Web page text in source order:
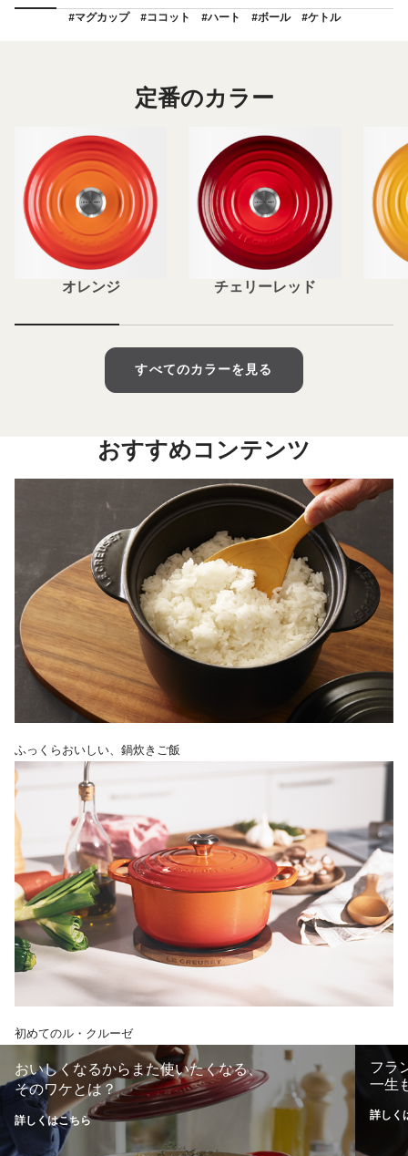
#マグカップ #ココット #ハート #ボール #ケトル
定番のカラー
オレンジ チェリーレッド
すべてのカラーを見る
おすすめコンテンツ
ふっくらおいしい、鍋炊きご飯
初めてのル・クルーゼ
おいしくなるからまた使いたくなる、
そのワケとは？
詳しくはこちら
フラ
一生
詳しく